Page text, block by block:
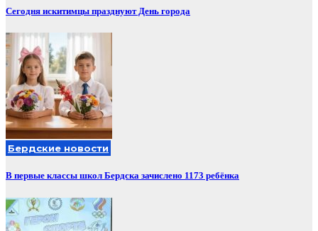
Сегодня искитимцы празднуют День города
Бердские новости
В первые классы школ Бердска зачислено 1173 ребёнка